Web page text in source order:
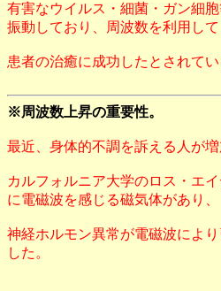
有害なウイルス・細菌・ガン細
振動しており、周波数を利用して
患者の治癒に成功したとされてい
※周波数上昇の重要性。
最近、身体的不調を訴える人が増
カルフォルニア大学のロス・エ
に電磁波を感じる磁気体があり、
神経ホルモン異常が電磁波によ
した。